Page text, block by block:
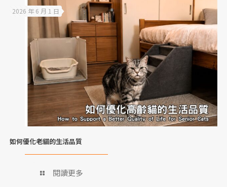
2026 年 6 月 1 日
如何優化老貓的生活品質
閱讀更多